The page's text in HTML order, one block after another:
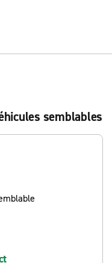
semblables